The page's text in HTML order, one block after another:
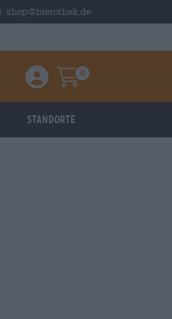
shop@bierothek.de
Einloggen / Anmelden
Warenkorb
0
Standorte